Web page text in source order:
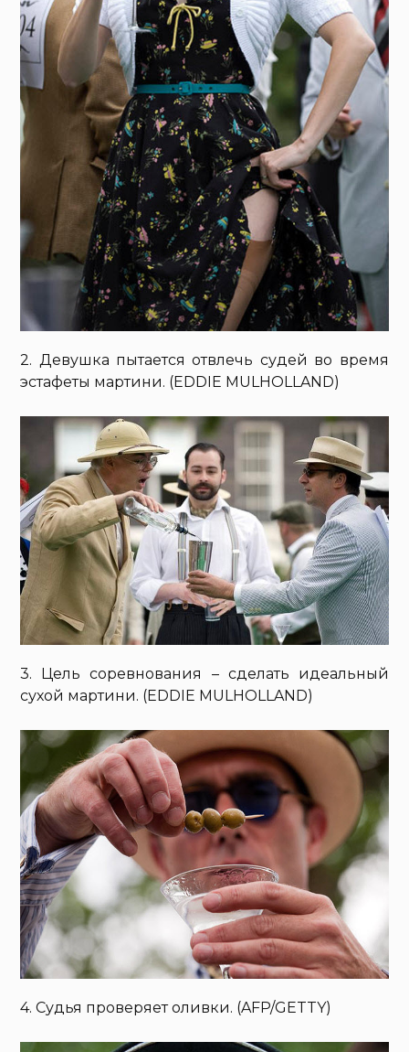
2. Девушка пытается отвлечь судей во время
эстафеты мартини. (EDDIE MULHOLLAND)
3. Цель соревнования – сделать идеальный
сухой мартини. (EDDIE MULHOLLAND)
4. Судья проверяет оливки. (AFP/GETTY)